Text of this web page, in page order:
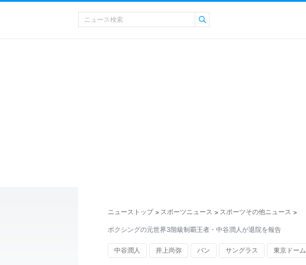
ニューストップ > スポーツニュース > スポーツその他ニュース >
ボクシングの元世界3階級制覇王者・中谷潤人が退院を報告
中谷潤人 井上尚弥 パン サングラス 東京ドーム